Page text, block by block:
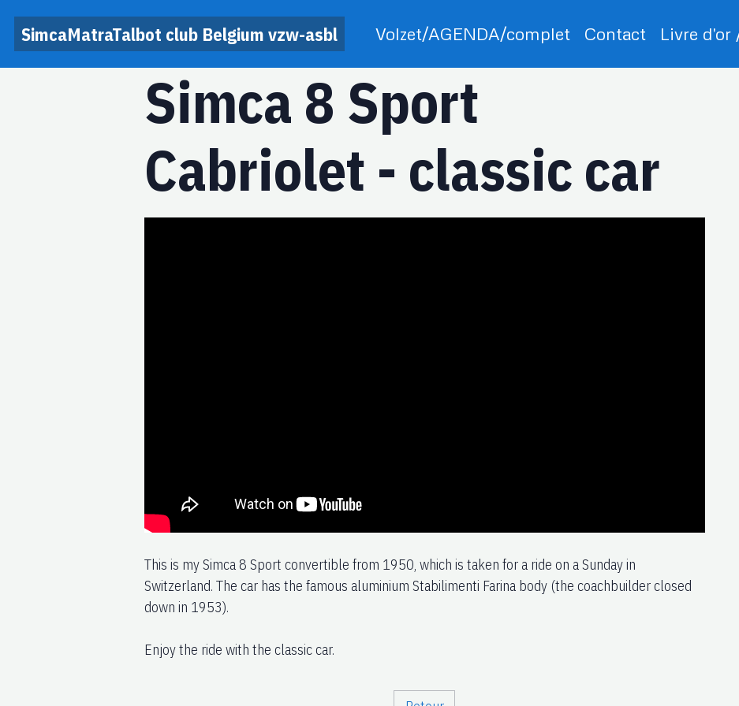
SimcaMatraTalbot club Belgium vzw-asbl Volzet/AGENDA/complet Contact Livre d'or
Simca 8 Sport
Cabriolet - classic car
This is my Simca 8 Sport convertible from 1950, which is taken for a ride on a Sunday in
Switzerland. The car has the famous aluminium Stabilimenti Farina body (the coachbuilder closed
down in 1953).
Enjoy the ride with the classic car.